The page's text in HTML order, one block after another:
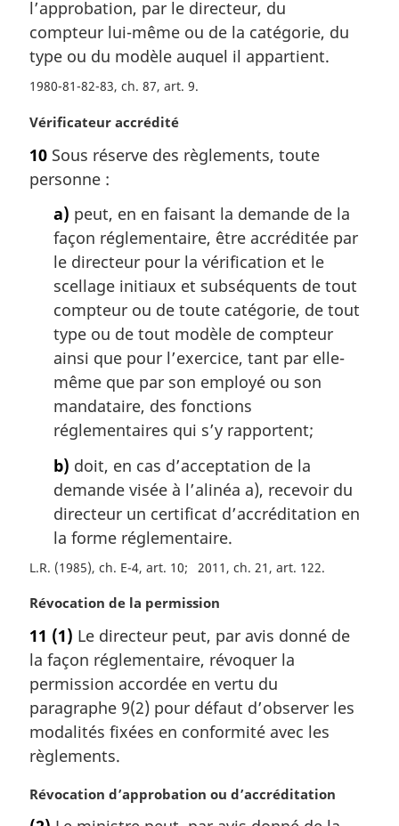
:
m
a
g
i
a
e
:
l’approbation, par le directeur, du
compteur lui-même ou de la catégorie, du
type ou du modèle auquel il appartient.
1980-81-82-83, ch. 87, art. 9
N
t
e
Vérificateur accrédité
10 Sous réserve des règlements, toute
personne :
a) peut, en en faisant la demande de la
façon réglementaire, être accréditée par
le directeur pour la vérification et le
scellage initiaux et subséquents de tout
compteur ou de toute catégorie, de tout
type ou de tout modèle de compteur
ainsi que pour l’exercice, tant par elle-
même que par son employé ou son
mandataire, des fonctions
réglementaires qui s’y rapportent;
b) doit, en cas d’acceptation de la
demande visée à l’alinéa a), recevoir du
directeur un certificat d’accréditation en
la forme réglementaire.
L.R. (1985), ch. E-4, art. 10 2011, ch. 21, art. 122
N
t
e
m
a
r
g
i
a
l
Révocation de la permission
11 (1) Le directeur peut, par avis donné de
la façon réglementaire, révoquer la
permission accordée en vertu du
paragraphe 9(2) pour défaut d’observer les
modalités fixées en conformité avec les
règlements.
N
Révocation d’approbation ou d’accréditation